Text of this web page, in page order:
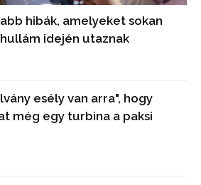
hibák, amelyeket sokan
idején utaznak
esély van arra", hogy
még egy turbina a paksi